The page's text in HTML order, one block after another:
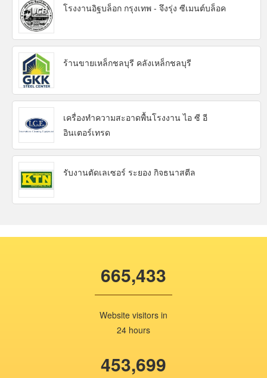
โรงงานอิฐบล็อก กรุงเทพ - จึงรุ่ง ซีเมนต์บล็อค
ร้านขายเหล็กชลบุรี คลังเหล็กชลบุรี
เครื่องทำความสะอาดพื้นโรงงาน ไอ ซี อี
อินเตอร์เทรด
รับงานตัดเลเซอร์ ระยอง กิจธนาสตีล
665,433
Website visitors in
24 hours
453,699